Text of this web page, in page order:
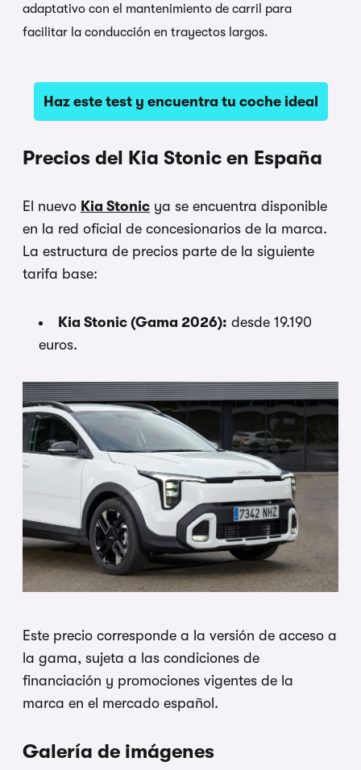
adaptativo con el mantenimiento de carril para
facilitar la conducción en trayectos largos.
Haz este test y encuentra tu coche ideal
Precios del Kia Stonic en España
El nuevo Kia Stonic ya se encuentra disponible
en la red oficial de concesionarios de la marca.
La estructura de precios parte de la siguiente
tarifa base:
Kia Stonic (Gama 2026): desde 19.190
euros.
Este precio corresponde a la versión de acceso a
la gama, sujeta a las condiciones de
financiación y promociones vigentes de la
marca en el mercado español.
Galería de imágenes